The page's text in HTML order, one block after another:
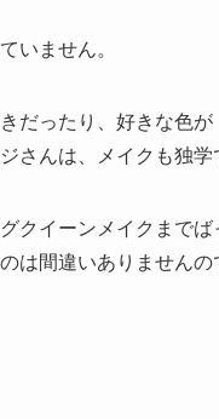
いません。
だったり、好きな色
さんは、メイクも独学
クイーンメイクまで
は間違いありません